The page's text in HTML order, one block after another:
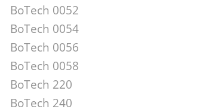
BoTech 0052
BoTech 0054
BoTech 0056
BoTech 0058
BoTech 220
BoTech 240